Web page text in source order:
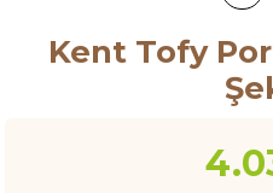
Kent Tofy